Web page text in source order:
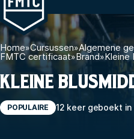
Home»Cursussen»Algemene
FMTC certificaat»Brand»Kleine
KLEINE
POPULAIRE 12 keer geboekt